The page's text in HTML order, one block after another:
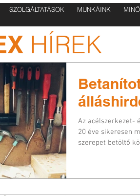
MUNKÁINK
SZOLGÁLTATÁSOK
HÍREK
Az acélszerkezet-
20 éve sikeresen
szerepet betöltő